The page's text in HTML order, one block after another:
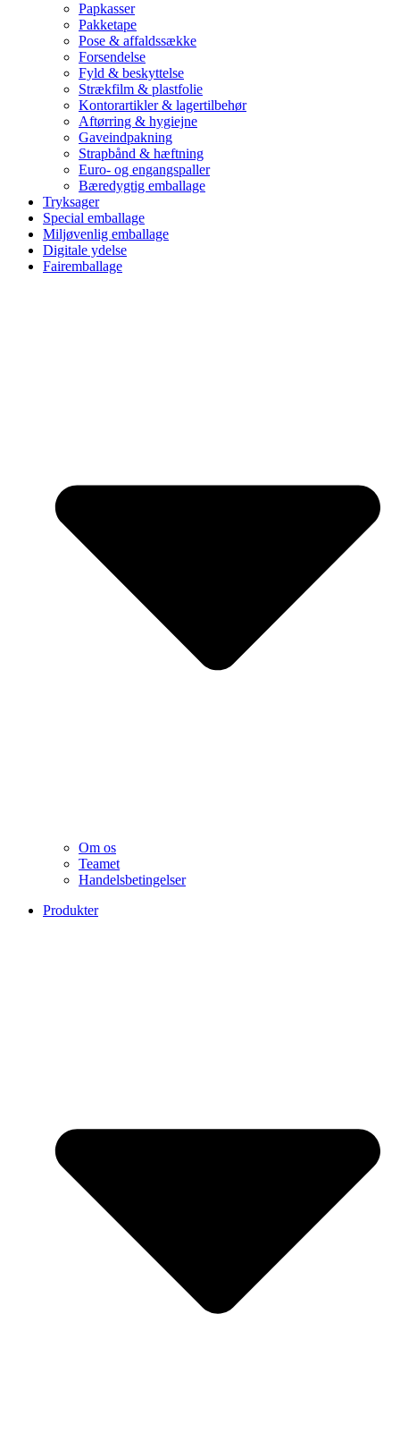
Papkasser
Pakketape
Pose & affaldssække
Forsendelse
Fyld & beskyttelse
Strækfilm & plastfolie
Kontorartikler & lagertilbehør
Aftørring & hygiejne
Gaveindpakning
Strapbånd & hæftning
Euro- og engangspaller
Bæredygtig emballage
Tryksager
Special emballage
Miljøvenlig emballage
Digitale ydelse
Fairemballage
Om os
Teamet
Handelsbetingelser
Produkter